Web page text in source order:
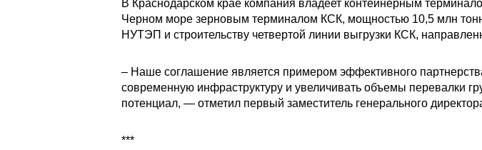
В Краснодарском крае компания владеет контейнерным
Черном море зерновым терминалом КСК, мощностью 10,5 млн
НУТЭП и строительству четвертой линии выгрузки КСК,
– Наше соглашение является примером эффективного
современную инфраструктуру и увеличивать объемы перевалки
потенциал, — отметил первый заместитель генерального
***